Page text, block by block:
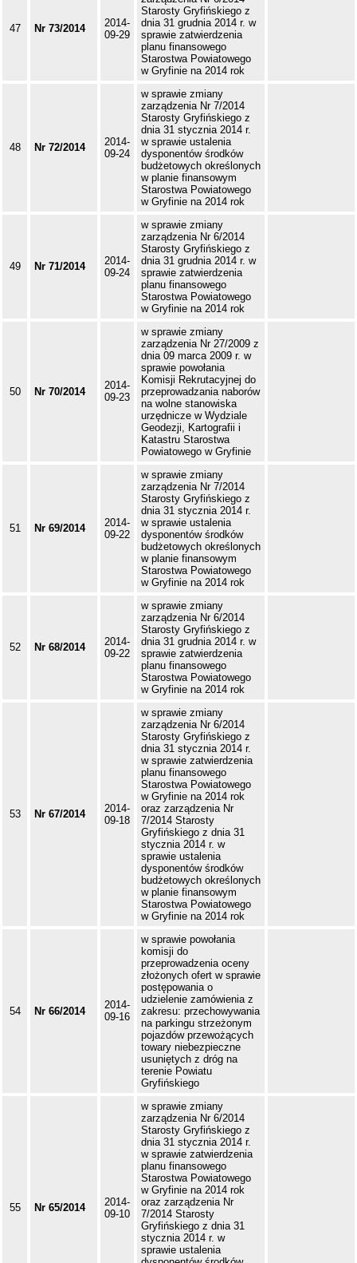
47 Nr 73/2014
2014-
09-29
Starosty Gryfińskiego z
dnia 31 grudnia 2014 r. w
sprawie zatwierdzenia
planu finansowego
Starostwa Powiatowego
w Gryfinie na 2014 rok
48 Nr 72/2014
2014-
09-24
w sprawie zmiany
zarządzenia Nr 7/2014
Starosty Gryfińskiego z
dnia 31 stycznia 2014 r.
w sprawie ustalenia
dysponentów środków
budżetowych określonych
w planie finansowym
Starostwa Powiatowego
w Gryfinie na 2014 rok
49 Nr 71/2014
2014-
09-24
w sprawie zmiany
zarządzenia Nr 6/2014
Starosty Gryfińskiego z
dnia 31 grudnia 2014 r. w
sprawie zatwierdzenia
planu finansowego
Starostwa Powiatowego
w Gryfinie na 2014 rok
50 Nr 70/2014
2014-
09-23
w sprawie zmiany
zarządzenia Nr 27/2009 z
dnia 09 marca 2009 r. w
sprawie powołania
Komisji Rekrutacyjnej do
przeprowadzania naborów
na wolne stanowiska
urzędnicze w Wydziale
Geodezji, Kartografii i
Katastru Starostwa
Powiatowego w Gryfinie
51 Nr 69/2014
2014-
09-22
w sprawie zmiany
zarządzenia Nr 7/2014
Starosty Gryfińskiego z
dnia 31 stycznia 2014 r.
w sprawie ustalenia
dysponentów środków
budżetowych określonych
w planie finansowym
Starostwa Powiatowego
w Gryfinie na 2014 rok
52 Nr 68/2014
2014-
09-22
w sprawie zmiany
zarządzenia Nr 6/2014
Starosty Gryfińskiego z
dnia 31 grudnia 2014 r. w
sprawie zatwierdzenia
planu finansowego
Starostwa Powiatowego
w Gryfinie na 2014 rok
53 Nr 67/2014
2014-
09-18
w sprawie zmiany
zarządzenia Nr 6/2014
Starosty Gryfińskiego z
dnia 31 stycznia 2014 r.
w sprawie zatwierdzenia
planu finansowego
Starostwa Powiatowego
w Gryfinie na 2014 rok
oraz zarządzenia Nr
7/2014 Starosty
Gryfińskiego z dnia 31
stycznia 2014 r. w
sprawie ustalenia
dysponentów środków
budżetowych określonych
w planie finansowym
Starostwa Powiatowego
w Gryfinie na 2014 rok
54 Nr 66/2014
2014-
09-16
w sprawie powołania
komisji do
przeprowadzenia oceny
złożonych ofert w sprawie
postępowania o
udzielenie zamówienia z
zakresu: przechowywania
na parkingu strzeżonym
pojazdów przewożących
towary niebezpieczne
usuniętych z dróg na
terenie Powiatu
Gryfińskiego
55 Nr 65/2014
2014-
09-10
w sprawie zmiany
zarządzenia Nr 6/2014
Starosty Gryfińskiego z
dnia 31 stycznia 2014 r.
w sprawie zatwierdzenia
planu finansowego
Starostwa Powiatowego
w Gryfinie na 2014 rok
oraz zarządzenia Nr
7/2014 Starosty
Gryfińskiego z dnia 31
stycznia 2014 r. w
sprawie ustalenia